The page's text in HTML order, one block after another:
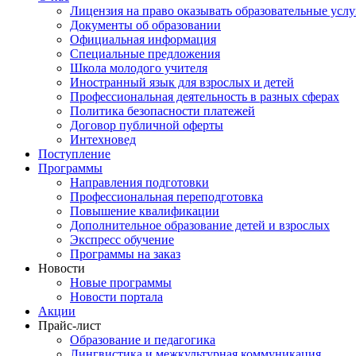
Лицензия на право оказывать образовательные
Документы об образовании
Официальная информация
Специальные предложения
Школа молодого учителя
Иностранный язык для взрослых и детей
Профессиональная деятельность в разных сферах
Политика безопасности платежей
Договор публичной оферты
Интехновед
Поступление
Программы
Направления подготовки
Профессиональная переподготовка
Повышение квалификации
Дополнительное образование детей и взрослых
Экспресс обучение
Программы на заказ
Новости
Новые программы
Новости портала
Акции
Прайс-лист
Образование и педагогика